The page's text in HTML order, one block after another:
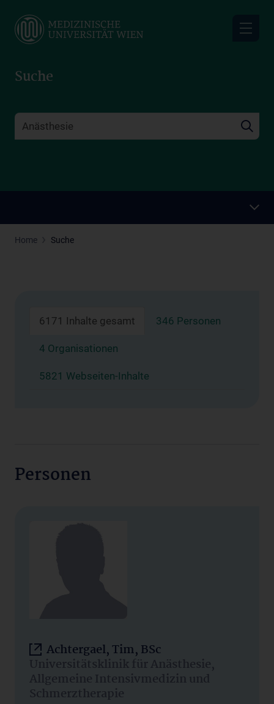
main
Suche
Home Suche
6171 Inhalte gesamt 346 Personen
4 Organisationen
5821 Webseiten-Inhalte
Personen
Achtergael, Tim, BSc
Universitätsklinik für Anästhesie,
Allgemeine Intensivmedizin und
Schmerztherapie